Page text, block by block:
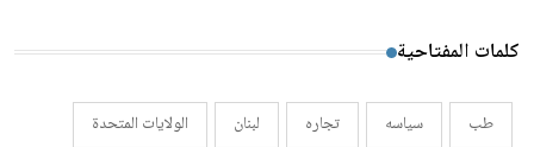
كلمات المفتاحية
طب سياسه تجاره لبنان
الولايات المتحدة